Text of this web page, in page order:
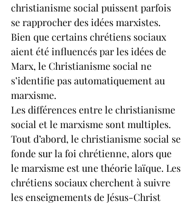
christianisme social puissent parfois
se rapprocher des idées marxistes.
Bien que certains chrétiens sociaux
aient été influencés par les idées de
Marx, le Christianisme social ne
s’identifie pas automatiquement au
marxisme.
Les différences entre le christianisme
social et le marxisme sont multiples.
Tout d’abord, le christianisme social se
fonde sur la foi chrétienne, alors que
le marxisme est une théorie laïque. Les
chrétiens sociaux cherchent à suivre
les enseignements de Jésus-Christ